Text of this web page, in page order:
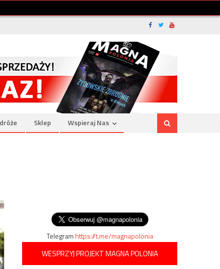
Sklep Wspieraj Nas
Telegramhttps://t.me/magnapolonia
WESPRZYJ PROJEKT MAGNA POLONIA